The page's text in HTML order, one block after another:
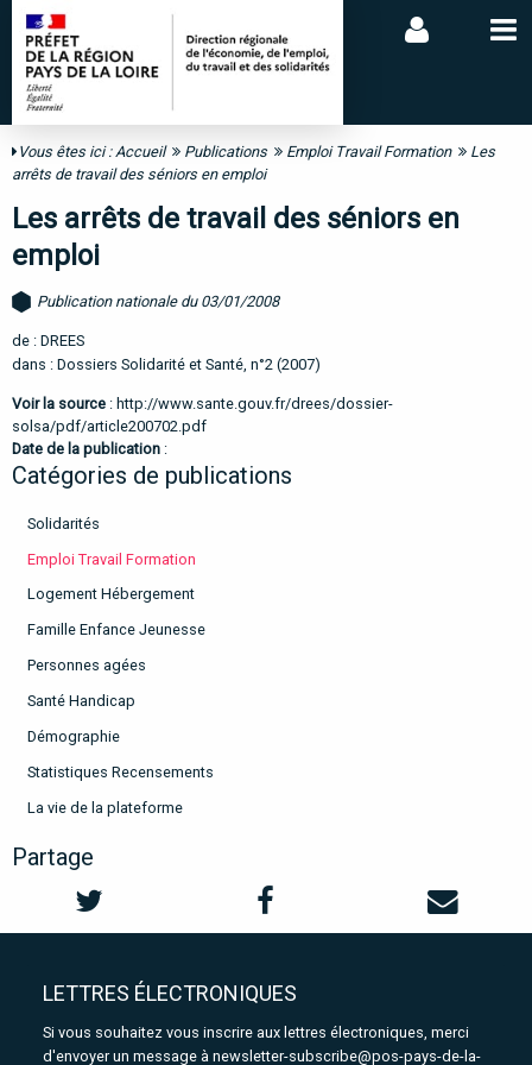
Vous êtes ici :Accueil Publications Emploi Travail Formation
Les
arrêts de travail des séniors en emploi
Les arrêts de travail des séniors en
emploi
Publication nationale du 03/01/2008
de : DREES
dans : Dossiers Solidarité et Santé, n°2 (2007)
Voir la source : http://www.sante.gouv.fr/drees/dossier-
solsa/pdf/article200702.pdf
Date de la publication :
Catégories de publications
Solidarités
Emploi Travail Formation
Logement Hébergement
Famille Enfance Jeunesse
Personnes agées
Santé Handicap
Démographie
Statistiques Recensements
La vie de la plateforme
Partage
LETTRES ÉLECTRONIQUES
Si vous souhaitez vous inscrire aux lettres électroniques, merci
d'envoyer un message à newsletter-subscribe@pos-pays-de-la-